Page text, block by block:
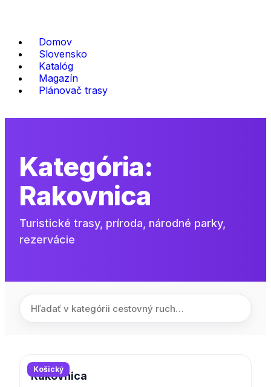
Domov
Slovensko
Katalóg
Magazín
Plánovač trasy
Kategória:
Rakovnica
Turistické trasy, príroda, národné parky,
rezervácie
Košický
Rakovnica